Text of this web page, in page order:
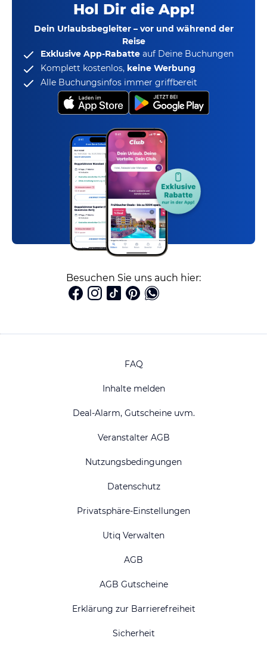
Hol Dir die App!
Dein Urlaubsbegleiter – vor und während der
Reise
Exklusive App-Rabatte auf Deine Buchungen
Komplett kostenlos, keine Werbung
Alle Buchungsinfos immer griffbereit
Besuchen Sie uns auch hier:
FAQ
Inhalte melden
Deal-Alarm, Gutscheine uvm.
Veranstalter AGB
Nutzungsbedingungen
Datenschutz
Privatsphäre-Einstellungen
Utiq Verwalten
AGB
AGB Gutscheine
Erklärung zur Barrierefreiheit
Sicherheit